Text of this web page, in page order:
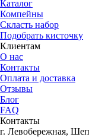
Каталог
Компейны
Скласть набор
Подобрать кисточку
Клиентам
О нас
Контакты
Оплата и доставка
Отзывы
Блог
FAQ
Контакты
г. Левобережная,